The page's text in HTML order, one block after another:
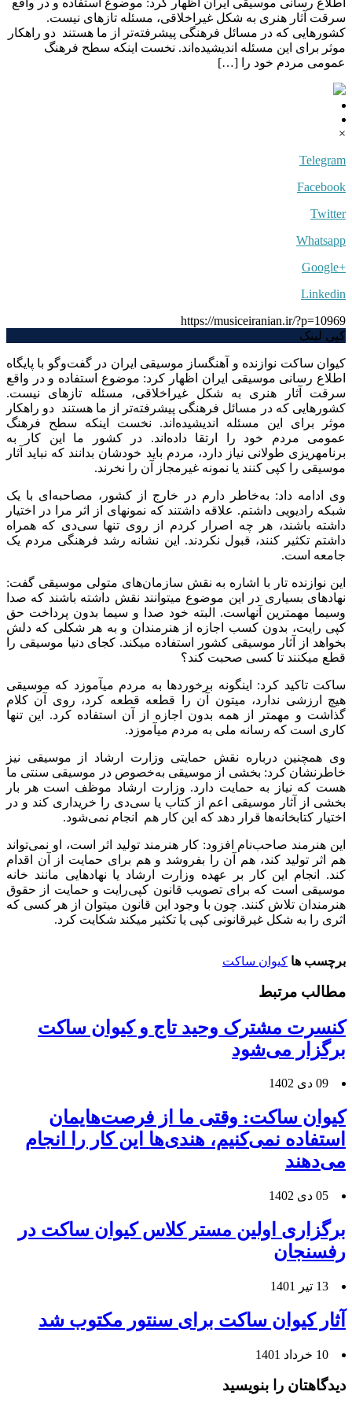
سرقت آثار هنری به شکل غیراخلاقی، مسئله تازه‎ای نیست.
کشورهایی که در مسائل فرهنگی پیشرفته‌تر از ما هستند دو راهکار
موثر برای این مسئله اندیشیده‌اند. نخست اینکه سطح فرهنگ
عمومی مردم خود را […]
×
Telegram
Facebook
Twitter
Whatsapp
+Google
Linkedin
https://musiceiranian.ir/?p=10969
کپی لینک
کیوان ساکت نوازنده و آهنگساز موسیقی ایران در گفت‌وگو با پایگاه
اطلاع رسانی موسیقی ایران اظهار کرد: موضوع استفاده و در واقع
سرقت آثار هنری به شکل غیراخلاقی، مسئله تازه‎ای نیست.
کشورهایی که در مسائل فرهنگی پیشرفته‌تر از ما هستند دو راهکار
موثر برای این مسئله اندیشیده‌اند. نخست اینکه سطح فرهنگ
عمومی مردم خود را ارتقا داده‌اند. در کشور ما این کار به
برنامه‎ریزی طولانی نیاز دارد، مردم باید خودشان بدانند که نباید آثار
موسیقی را کپی کنند یا نمونه غیرمجاز آن را نخرند.
وی ادامه داد: به‌خاطر دارم در خارج از کشور، مصاحبه‌ای با یک
شبکه رادیویی داشتم. علاقه داشتند که نمونه‎ای از اثر مرا در اختیار
داشته باشند، هر چه اصرار کردم از روی تنها سی‌دی که همراه
داشتم تکثیر کنند، قبول نکردند. این نشانه رشد فرهنگی مردم یک
جامعه است.
این نوازنده تار با اشاره به نقش سازمان‌های متولی موسیقی گفت:
نهادهای بسیاری در این موضوع می‎توانند نقش داشته باشند که صدا
وسیما مهم‎ترین آنهاست. البته خود صدا و سیما بدون پرداخت حق
کپی رایت، بدون کسب اجازه از هنرمندان و به هر شکلی که دلش
بخواهد از آثار موسیقی کشور استفاده می‎کند. کجای دنیا موسیقی را
قطع می‎کنند تا کسی صحبت کند؟
ساکت تاکید کرد: اینگونه برخوردها به مردم می‎آموزد که موسیقی
هیچ ارزشی ندارد، می‎تون آن را قطعه قطعه کرد، روی آن کلام
گذاشت و مهم‎تر از همه بدون اجازه از آن استفاده کرد. این تنها
کاری است که رسانه ملی به مردم می‎آموزد.
وی همچنین درباره نقش حمایتی وزارت ارشاد از موسیقی نیز
خاطرنشان کرد: بخشی از موسیقی به‌خصوص در موسیقی سنتی ما
هست که نیاز به حمایت دارد. وزارت ارشاد موظف است هر بار
بخشی از آثار موسیقی اعم از کتاب یا سی‌دی را خریداری کند و در
اختیار کتابخانه‌ها قرار دهد که این کار هم انجام نمی‌شود.
این هنرمند صاحب‌نام افزود: کار هنرمند تولید اثر است، او نمی‌تواند
هم اثر تولید کند، هم آن را بفروشد و هم برای حمایت از آن اقدام
کند. انجام این کار بر عهده وزارت ارشاد یا نهادهایی مانند خانه
موسیقی است که برای تصویب قانون کپی‌رایت و حمایت از حقوق
هنرمندان تلاش کنند. چون با وجود این قانون می‎توان از هر کسی که
اثری را به شکل غیرقانونی کپی یا تکثیر می‎کند شکایت کرد.
برچسب ها کیوان ساکت
مطالب مرتبط
کنسرت مشترک وحید تاج و کیوان ساکت
برگزار می‌شود
09 دی 1402
کیوان ساکت: وقتی ما از فرصت‌هایمان
استفاده نمی‌کنیم، هندی‌ها این کار را انجام
می‌دهند
05 دی 1402
برگزاری اولین مستر کلاس کیوان ساکت در
رفسنجان
13 تیر 1401
آثار کیوان ساکت برای سنتور مکتوب شد
10 خرداد 1401
دیدگاهتان را بنویسید